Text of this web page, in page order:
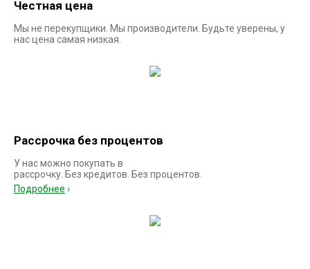
Честная цена
Мы не перекупщики. Мы производители. Будьте уверены, у
нас цена самая низкая.
Рассрочка без процентов
У нас можно покупать в
рассрочку. Без кредитов. Без процентов.
Подробнее